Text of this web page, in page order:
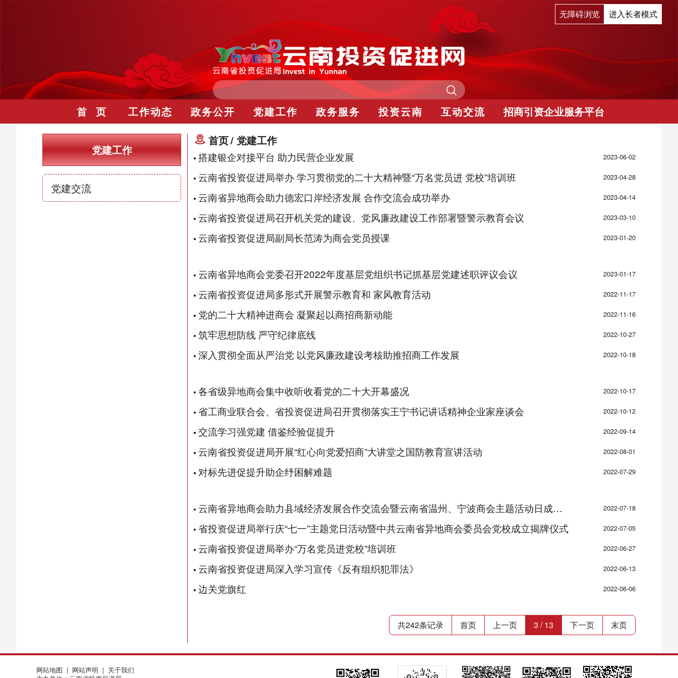
无障碍浏览 进入长者模式
首 页 工作动态 政务公开 党建工作 政务服务 投资云南 互动交流 招商引资企业服务平台
党建工作
党建交流
首页 党建工作
搭建银企对接平台 助力民营企业发展 2023-06-02
云南省投资促进局举办 学习贯彻党的二十大精神暨“万名党员进 党校”培训班 2023-04-28
云南省异地商会助力德宏口岸经济发展 合作交流会成功举办 2023-04-14
云南省投资促进局召开机关党的建设、党风廉政建设工作部署暨警示教育会议 2023-03-10
云南省投资促进局副局长范涛为商会党员授课 2023-01-20
云南省异地商会党委召开2022年度基层党组织书记抓基层党建述职评议会议 2023-01-17
云南省投资促进局多形式开展警示教育和 家风教育活动 2022-11-17
党的二十大精神进商会 凝聚起以商招商新动能 2022-11-16
筑牢思想防线 严守纪律底线 2022-10-27
深入贯彻全面从严治党 以党风廉政建设考核助推招商工作发展 2022-10-18
各省级异地商会集中收听收看党的二十大开幕盛况 2022-10-17
省工商业联合会、省投资促进局召开贯彻落实王宁书记讲话精神企业家座谈会 2022-10-12
交流学习强党建 借鉴经验促提升 2022-09-14
云南省投资促进局开展“红心向党爱招商”大讲堂之国防教育宣讲活动 2022-08-01
对标先进促提升助企纾困解难题 2022-07-29
云南省异地商会助力县域经济发展合作交流会暨云南省温州、宁波商会主题活动日成功举办 2022-07-18
省投资促进局举行庆“七一”主题党日活动暨中共云南省异地商会委员会党校成立揭牌仪式 2022-07-05
云南省投资促进局举办“万名党员进党校”培训班 2022-06-27
云南省投资促进局深入学习宣传《反有组织犯罪法》 2022-06-13
边关党旗红 2022-06-06
共242条记录 首页 上一页 3 / 13 下一页 末页
网站地图 | 网站声明 | 关于我们